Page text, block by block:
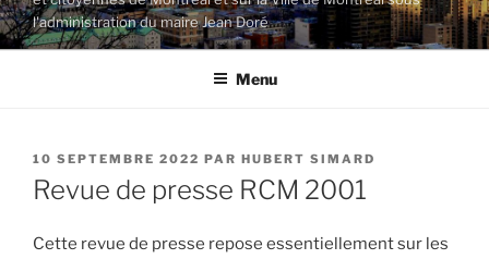
l'administration du maire Jean Doré
Menu
PUBLIÉ
LE
10 SEPTEMBRE 2022 PAR HUBERT SIMARD
Revue de presse RCM 2001
Cette revue de presse repose essentiellement sur les